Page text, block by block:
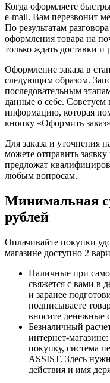
Когда оформляете
e-mail. Вам перезвонит
По результатам
оформления товара на
только ждать доставки и
Оформление заказа в
следующим образом.
последовательным
данные о себе. Советуем
информацию, которая
кнопку «Оформить
Для заказа и уточнения
можете отправить
предложат
любым вопросам.
Минимальная
рублей
Оплачивайте покупки
магазине доступно 2
Наличные при
свяжется с вами в
и заранее
подписываете
вносите денежные
Безналичный
интернет-
покупку, система
ASSIST. Здесь
действия и имя